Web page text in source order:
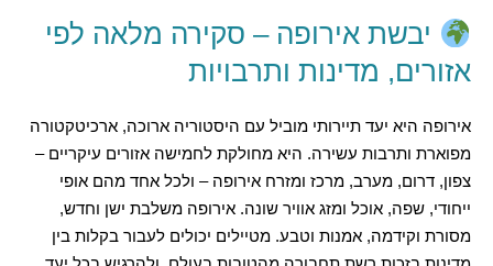
יבשת אירופה – סקירה מלאה לפי
אזורים, מדינות ותרבויות
אירופה היא יעד תיירותי מוביל עם היסטוריה ארוכה, ארכיטקטורה
מפוארת ותרבות עשירה. היא מחולקת לחמישה אזורים עיקריים –
צפון, דרום, מערב, מרכז ומזרח אירופה – ולכל אחד מהם אופי
ייחודי, שפה, אוכל ומזג אוויר שונה. אירופה משלבת ישן וחדש,
מסורת וקידמה, אמנות וטבע. מטיילים יכולים לעבור בקלות בין